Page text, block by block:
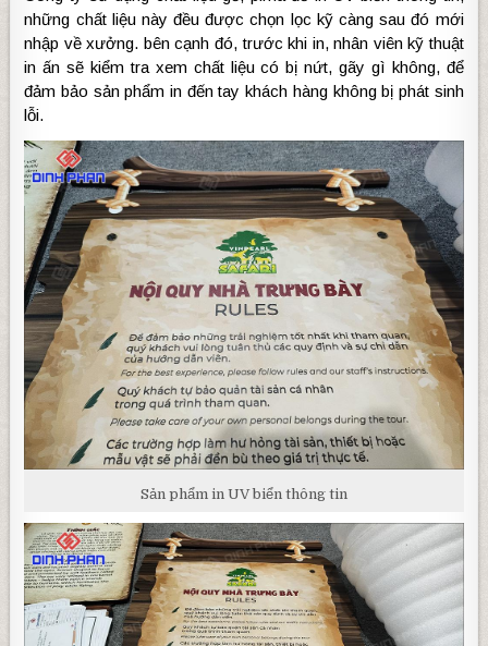
những chất liệu này đều được chọn lọc kỹ càng sau đó mới
nhập về xưởng. bên cạnh đó, trước khi in, nhân viên kỹ thuật
in ấn sẽ kiểm tra xem chất liệu có bị nứt, gãy gì không, để
đảm bảo sản phẩm in đến tay khách hàng không bị phát sinh
lỗi.
Sản phẩm in UV biển thông tin